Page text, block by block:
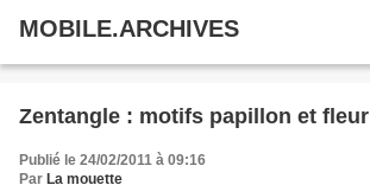
MOBILE.ARCHIVES
Zentangle : motifs papillon et fleur
Publié le 24/02/2011 à 09:16
Par La mouette